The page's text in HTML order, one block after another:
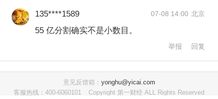
公开资料显示，鲁楚平1965年出生，工
程师，大学本科学历，毕业于华南理工
大学自动化专业，1988年起先后担任中
集团电机厂副厂长，2000年创立大洋电
135****1589 07-08 14:00 北京
55 亿分割确实不是小数目。
举报 回复
意见反馈箱： yonghu@yicai.com
客服热线：400-6060101
Copyright 第一财经 ALL Rights Reserved